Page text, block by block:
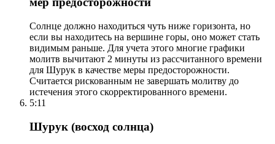
Солнце должно находиться чуть ниже горизонта, но
если вы находитесь на вершине горы, оно может стать
видимым раньше. Для учета этого многие графики
молитв вычитают 2 минуты из рассчитанного времени
для Шурук в качестве меры предосторожности.
Считается рискованным не завершать молитву до
истечения этого скорректированного времени.
5:11
Шурук (восход солнца)